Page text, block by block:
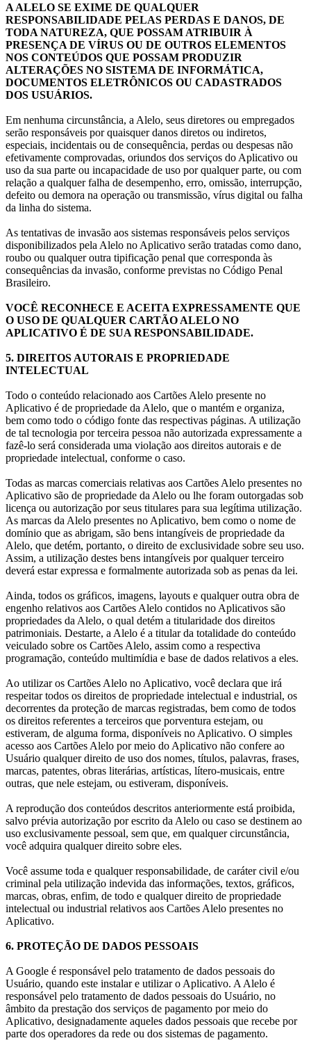
A ALELO SE EXIME DE QUALQUER
RESPONSABILIDADE PELAS PERDAS E DANOS, DE
TODA NATUREZA, QUE POSSAM ATRIBUIR À
PRESENÇA DE VÍRUS OU DE OUTROS ELEMENTOS
NOS CONTEÚDOS QUE POSSAM PRODUZIR
ALTERAÇÕES NO SISTEMA DE INFORMÁTICA,
DOCUMENTOS ELETRÔNICOS OU CADASTRADOS
DOS USUÁRIOS.
Em nenhuma circunstância, a Alelo, seus diretores ou empregados
serão responsáveis por quaisquer danos diretos ou indiretos,
especiais, incidentais ou de consequência, perdas ou despesas não
efetivamente comprovadas, oriundos dos serviços do Aplicativo ou
uso da sua parte ou incapacidade de uso por qualquer parte, ou com
relação a qualquer falha de desempenho, erro, omissão, interrupção,
defeito ou demora na operação ou transmissão, vírus digital ou falha
da linha do sistema.
As tentativas de invasão aos sistemas responsáveis pelos serviços
disponibilizados pela Alelo no Aplicativo serão tratadas como dano,
roubo ou qualquer outra tipificação penal que corresponda às
consequências da invasão, conforme previstas no Código Penal
Brasileiro.
VOCÊ RECONHECE E ACEITA EXPRESSAMENTE QUE
O USO DE QUALQUER CARTÃO ALELO NO
APLICATIVO É DE SUA RESPONSABILIDADE.
5. DIREITOS AUTORAIS E PROPRIEDADE
INTELECTUAL
Todo o conteúdo relacionado aos Cartões Alelo presente no
Aplicativo é de propriedade da Alelo, que o mantém e organiza,
bem como todo o código fonte das respectivas páginas. A utilização
de tal tecnologia por terceira pessoa não autorizada expressamente a
fazê-lo será considerada uma violação aos direitos autorais e de
propriedade intelectual, conforme o caso.
Todas as marcas comerciais relativas aos Cartões Alelo presentes no
Aplicativo são de propriedade da Alelo ou lhe foram outorgadas sob
licença ou autorização por seus titulares para sua legítima utilização.
As marcas da Alelo presentes no Aplicativo, bem como o nome de
domínio que as abrigam, são bens intangíveis de propriedade da
Alelo, que detém, portanto, o direito de exclusividade sobre seu uso.
Assim, a utilização destes bens intangíveis por qualquer terceiro
deverá estar expressa e formalmente autorizada sob as penas da lei.
Ainda, todos os gráficos, imagens, layouts e qualquer outra obra de
engenho relativos aos Cartões Alelo contidos no Aplicativos são
propriedades da Alelo, o qual detém a titularidade dos direitos
patrimoniais. Destarte, a Alelo é a titular da totalidade do conteúdo
veiculado sobre os Cartões Alelo, assim como a respectiva
programação, conteúdo multimídia e base de dados relativos a eles.
Ao utilizar os Cartões Alelo no Aplicativo, você declara que irá
respeitar todos os direitos de propriedade intelectual e industrial, os
decorrentes da proteção de marcas registradas, bem como de todos
os direitos referentes a terceiros que porventura estejam, ou
estiveram, de alguma forma, disponíveis no Aplicativo. O simples
acesso aos Cartões Alelo por meio do Aplicativo não confere ao
Usuário qualquer direito de uso dos nomes, títulos, palavras, frases,
marcas, patentes, obras literárias, artísticas, lítero-musicais, entre
outras, que nele estejam, ou estiveram, disponíveis.
A reprodução dos conteúdos descritos anteriormente está proibida,
salvo prévia autorização por escrito da Alelo ou caso se destinem ao
uso exclusivamente pessoal, sem que, em qualquer circunstância,
você adquira qualquer direito sobre eles.
Você assume toda e qualquer responsabilidade, de caráter civil e/ou
criminal pela utilização indevida das informações, textos, gráficos,
marcas, obras, enfim, de todo e qualquer direito de propriedade
intelectual ou industrial relativos aos Cartões Alelo presentes no
Aplicativo.
6. PROTEÇÃO DE DADOS PESSOAIS
A Google é responsável pelo tratamento de dados pessoais do
Usuário, quando este instalar e utilizar o Aplicativo. A Alelo é
responsável pelo tratamento de dados pessoais do Usuário, no
âmbito da prestação dos serviços de pagamento por meio do
Aplicativo, designadamente aqueles dados pessoais que recebe por
parte dos operadores da rede ou dos sistemas de pagamento.